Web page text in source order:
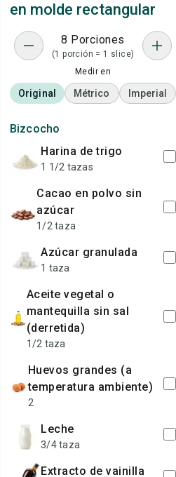
en molde rectangular
8 Porciones
(1 porción = 1 slice)
Medir en
Original Métrico Imperial
Bizcocho
harina de trigo
1 1/2 tazas
cacao en polvo sin
azúcar
1/2 taza
azúcar granulada
1 taza
aceite vegetal o
mantequilla sin sal
(derretida)
1/2 taza
huevos grandes (a
temperatura ambiente)
2
leche
3/4 taza
extracto de vainilla